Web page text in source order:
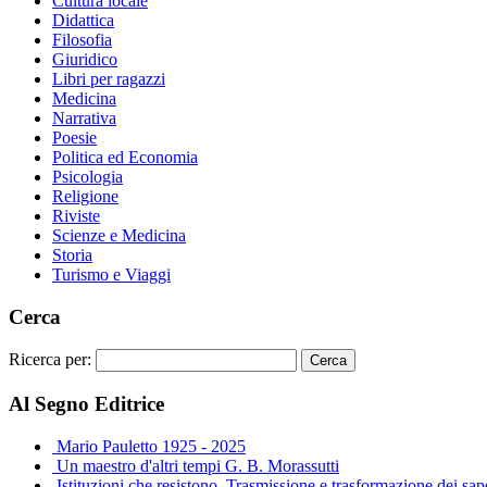
Didattica
Filosofia
Giuridico
Libri per ragazzi
Medicina
Narrativa
Poesie
Politica ed Economia
Psicologia
Religione
Riviste
Scienze e Medicina
Storia
Turismo e Viaggi
Cerca
Ricerca per:
Al Segno Editrice
Mario Pauletto 1925 - 2025
Un maestro d'altri tempi G. B. Morassutti